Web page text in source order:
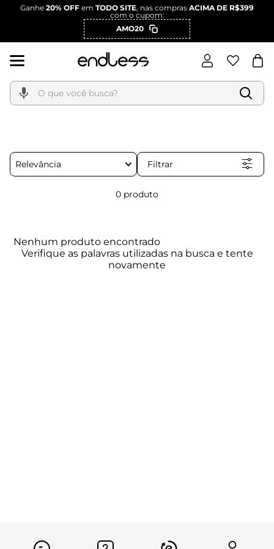
Ganhe 20% OFF em TODO SITE, nas compras ACIMA DE R$399
com o cupom:
AMO20
O que você busca?
Relevância Filtrar
0 produto
Nenhum produto encontrado